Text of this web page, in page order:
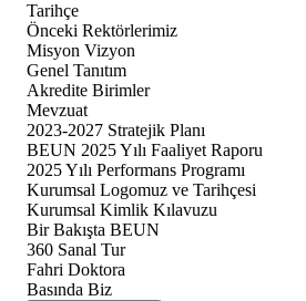
Tarihçe
Önceki Rektörlerimiz
Misyon Vizyon
Genel Tanıtım
Akredite Birimler
Mevzuat
2023-2027 Stratejik Planı
BEUN 2025 Yılı Faaliyet Raporu
2025 Yılı Performans Programı
Kurumsal Logomuz ve Tarihçesi
Kurumsal Kimlik Kılavuzu
Bir Bakışta BEUN
360 Sanal Tur
Fahri Doktora
Basında Biz